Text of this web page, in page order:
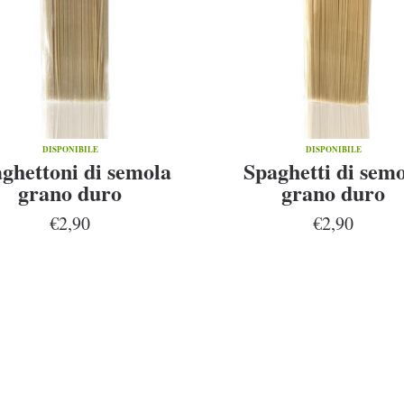
DISPONIBILE
di semola
grano duro
€2,90
DISPONIBILE
Spaghetti di
grano duro
€2,90